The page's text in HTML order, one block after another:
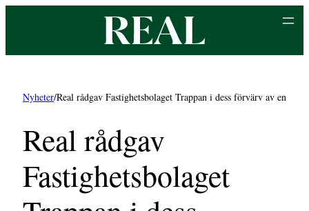
innehåll
Nyheter/Real rådgav Fastighetsbolaget Trappan i dess förvärv av en
Real rådgav
Fastighetsbolaget